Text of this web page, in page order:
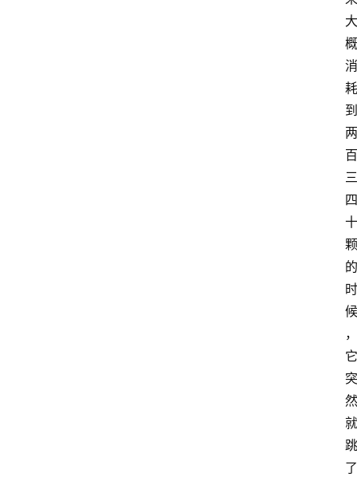
大
概
消
耗
到
两
百
三
四
十
颗
的
时
候
，
它
突
然
就
跳
了